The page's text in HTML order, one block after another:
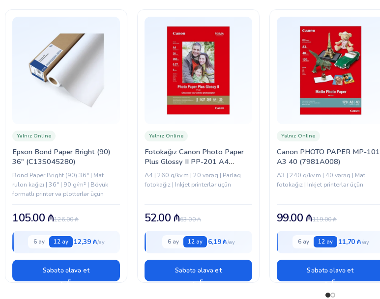
Epson Bond Paper Bright (90)
36″ (C13S045280)
Yalnız Online
Bond Paper Bright (90) 36" | Mat
rulon kağızı | 36" | 90 g/m² | Böyük
formatlı printer və plotterlər üçün
126.00₼
105.00 ₼
6 ay 12 ay 12,39 ₼
Səbətə əlavə et
Fotokağız Canon Photo Paper
Plus Glossy II PP-201 A4
(2311B019)
Yalnız Online
A4 | 260 q/kv.m | 20 vərəq | Parlaq
fotokağız | Inkjet printerlər üçün
63.00₼
52.00 ₼
6 ay 12 ay 6,19 ₼
Səbətə əlavə et
Canon PHOTO PAPER MP-101
A3 40 (7981A008)
Yalnız Online
A3 | 240 q/kv.m | 40 vərəq | Mat
fotokağız | Inkjet printerlər üçün
119.00₼
99.00 ₼
6 ay 12 ay 11,70 ₼
Səbətə əlavə et